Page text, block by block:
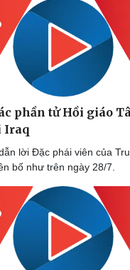
phần tử Hồi giáo
Iraq
lời Đặc phái viên của
bố như trên ngày 28/7.